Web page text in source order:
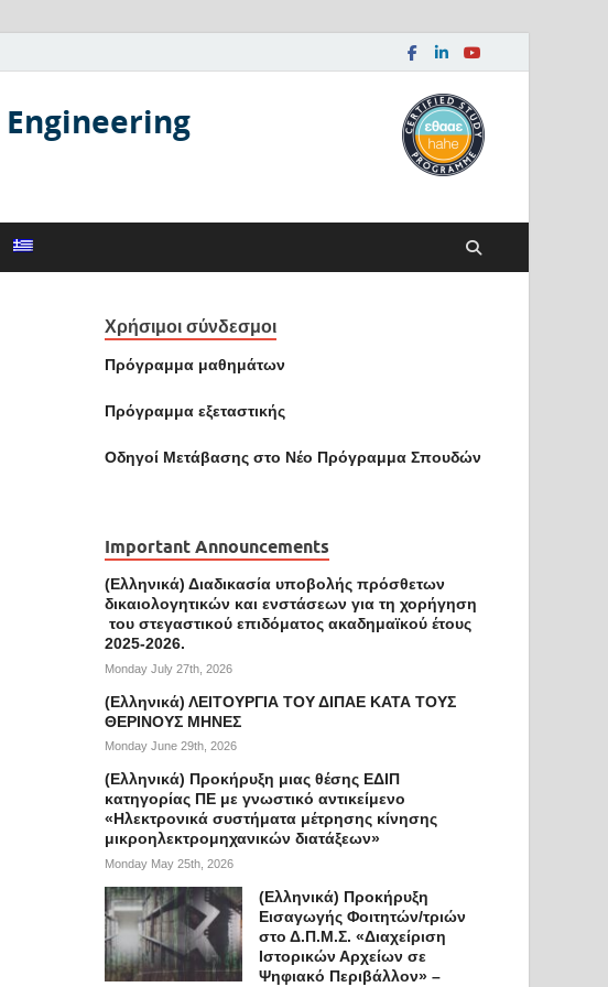
Χρήσιμοι σύνδεσμοι
Πρόγραμμα μαθημάτων
Πρόγραμμα εξεταστικής
Οδηγοί Mετάβασης στο Νέο Πρόγραμμα Σπουδών
Important Announcements
(Ελληνικά) Διαδικασία υποβολής πρόσθετων
δικαιολογητικών και ενστάσεων για τη χορήγηση
του στεγαστικού επιδόματος ακαδημαϊκού έτους
2025-2026.
Monday July 27th, 2026
(Ελληνικά) ΛΕΙΤΟΥΡΓΙΑ ΤΟΥ ΔΙΠΑΕ ΚΑΤΑ ΤΟΥΣ
ΘΕΡΙΝΟΥΣ ΜΗΝΕΣ
Monday June 29th, 2026
(Ελληνικά) Προκήρυξη μιας θέσης ΕΔΙΠ
κατηγορίας ΠΕ με γνωστικό αντικείμενο
«Ηλεκτρονικά συστήματα μέτρησης κίνησης
μικροηλεκτρομηχανικών διατάξεων»
Monday May 25th, 2026
(Ελληνικά) Προκήρυξη
Εισαγωγής Φοιτητών/τριών
στο Δ.Π.Μ.Σ. «Διαχείριση
Ιστορικών Αρχείων σε
Ψηφιακό Περιβάλλον» –